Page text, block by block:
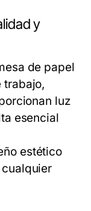
y
de papel
trabajo,
luz
esencial
estético